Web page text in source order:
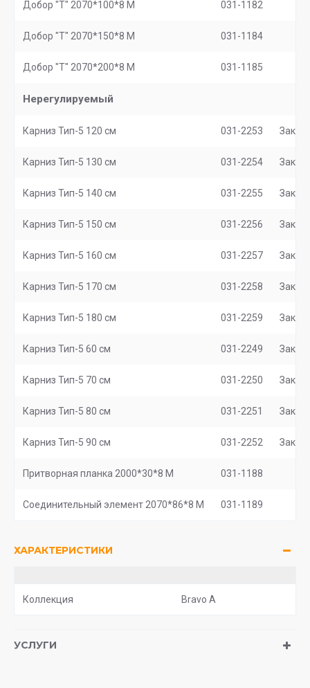
Добор "Т" 2070*100*8 M 031-1182
Добор "Т" 2070*150*8 М 031-1184
Добор "Т" 2070*200*8 М 031-1185
Нерегулируемый
Карниз Тип-5 120 см 031-2253 Заказ
Карниз Тип-5 130 см 031-2254 Заказ
Карниз Тип-5 140 см 031-2255 Заказ
Карниз Тип-5 150 см 031-2256 Заказ
Карниз Тип-5 160 см 031-2257 Заказ
Карниз Тип-5 170 см 031-2258 Заказ
Карниз Тип-5 180 см 031-2259 Заказ
Карниз Тип-5 60 см 031-2249 Заказ
Карниз Тип-5 70 см 031-2250 Заказ
Карниз Тип-5 80 см 031-2251 Заказ
Карниз Тип-5 90 см 031-2252 Заказ
Притворная планка 2000*30*8 М 031-1188
Соединительный элемент 2070*86*8 M 031-1189
ХАРАКТЕРИСТИКИ
Коллекция Bravo A
УСЛУГИ